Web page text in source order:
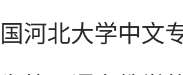
国河北大学中文